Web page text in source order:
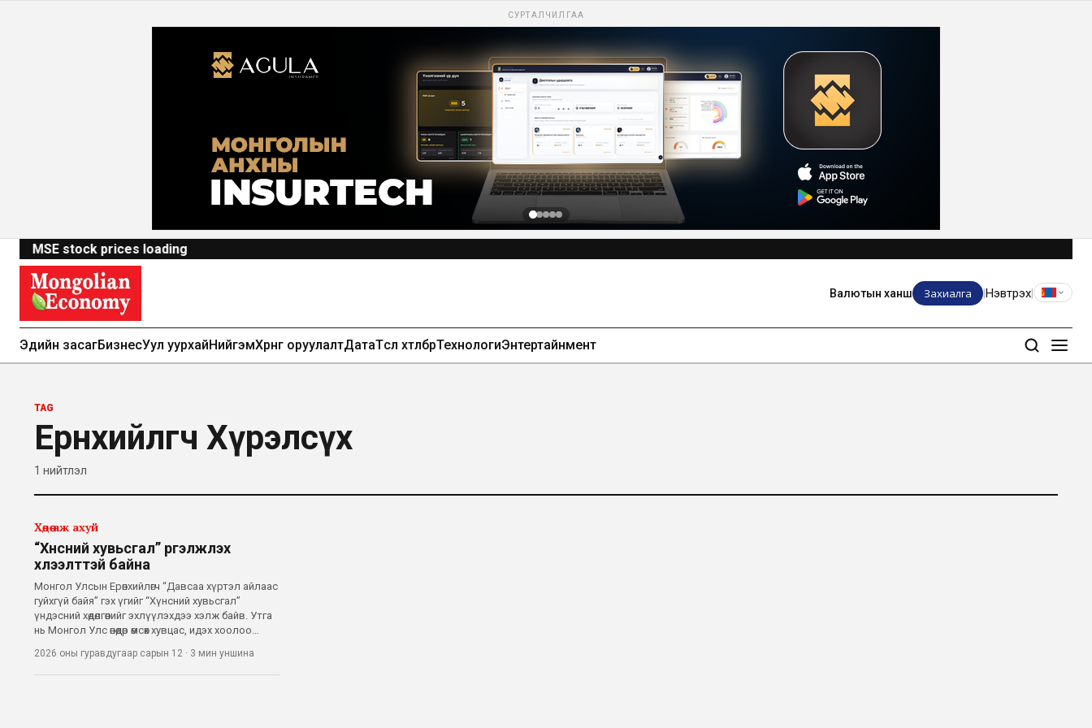
СУРТАЛЧИЛГАА
MSE stock prices loading
Валютын ханш Захиалга Нэвтрэх
Эдийн засагБизнесУул уурхайНийгэмХөрөнгө оруулалтДатаТөсөл хөтөлбөрТехнологиЭнтертайнмент
TAG
Ерөнхийлөгч Хүрэлсүх
1 нийтлэл
Хөдөө аж ахуй
“Хүнсний хувьсгал” үргэлжлэх
хүлээлттэй байна
Монгол Улсын Ерөнхийлөгч “Давсаа хүртэл айлаас
гуйхгүй байя” гэх үгийг “Хүнсний хувьсгал”
үндэсний хөдөлгөөнийг эхлүүлэхдээ хэлж байв. Утга
нь Монгол Улс өнөөдөр өмсөх хувцас, идэх хоолоо
статистикийн хорооны мэдээллээр Монгол Улс
2024 онд хүнсний бүтээгдэхүүн
2026 оны гуравдугаар сарын 12 · 3 мин уншина